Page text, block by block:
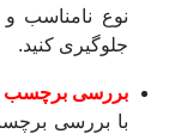
نوع نامناسب
جلوگیری کنید.
بررسی برچسب
با بررسی